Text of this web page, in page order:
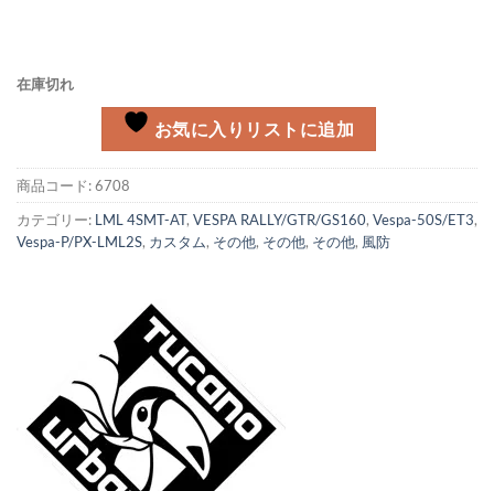
在庫切れ
お気に入りリストに追加
商品コード:6708
カテゴリー: LML 4SMT-AT, VESPA RALLY/GTR/GS160, Vespa-50S/ET3,
Vespa-P/PX-LML2S, カスタム, その他, その他, その他, 風防